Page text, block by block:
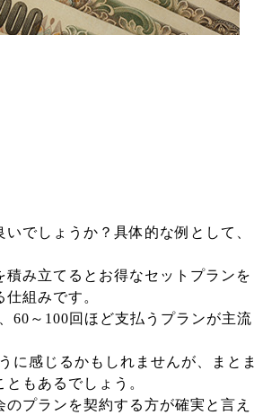
でしょうか？具体的な例として、
み立てるとお得なセットプランを
組みです。
60～100回ほど支払うプランが主流
に感じるかもしれませんが、まとま
もあるでしょう。
プランを契約する方が確実と言え